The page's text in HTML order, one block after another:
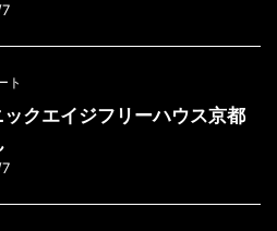
ト
クエイジフリーハウス京都